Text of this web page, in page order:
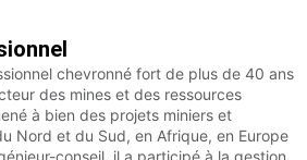
chevronné fort de plus de 40 ans
des mines et des ressources
à bien des projets miniers et
Nord et du Sud, en Afrique, en Europe
conseil, il a participé à la gestion